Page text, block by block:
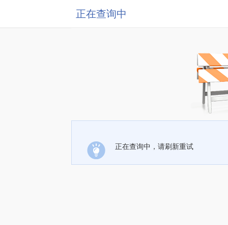
正在查询中
正在查询中，请刷新重试